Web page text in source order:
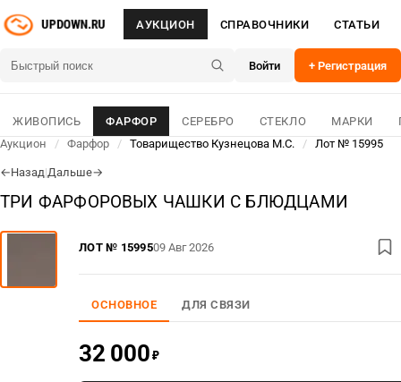
АУКЦИОН СПРАВОЧНИКИ СТАТЬИ
Войти + Регистрация
ЖИВОПИСЬ ФАРФОР СЕРЕБРО СТЕКЛО МАРКИ
Аукцион
/ Фарфор / Товарищество Кузнецова М.С. / Лот № 15995
←Назад|Дальше→
ТРИ ФАРФОРОВЫХ ЧАШКИ С БЛЮДЦАМИ
ЛОТ № 1599509 Авг 2026
ОСНОВНОЕ ДЛЯ СВЯЗИ
32 000 ₽